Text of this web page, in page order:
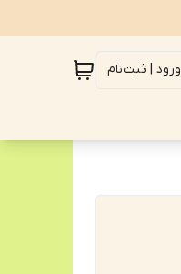
ورود | ثبت‌نام